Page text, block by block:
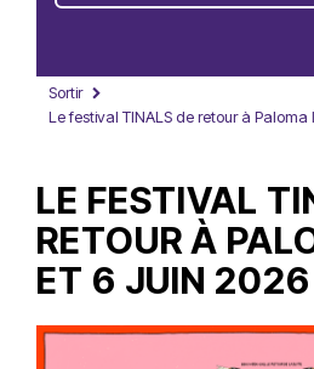
Sortir
Le festival TINALS de retour à Paloma
LE FESTIVAL
RETOUR À
ET 6 JUIN 2026